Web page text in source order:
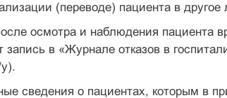
(переводе) пациента в
осмотра и наблюдения пациента
запись в «Журнале отказов в
сведения о пациентах, которым в